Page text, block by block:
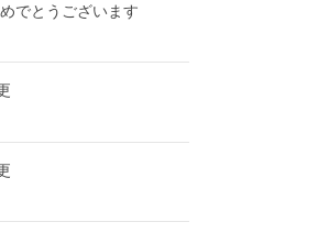
でとうございます